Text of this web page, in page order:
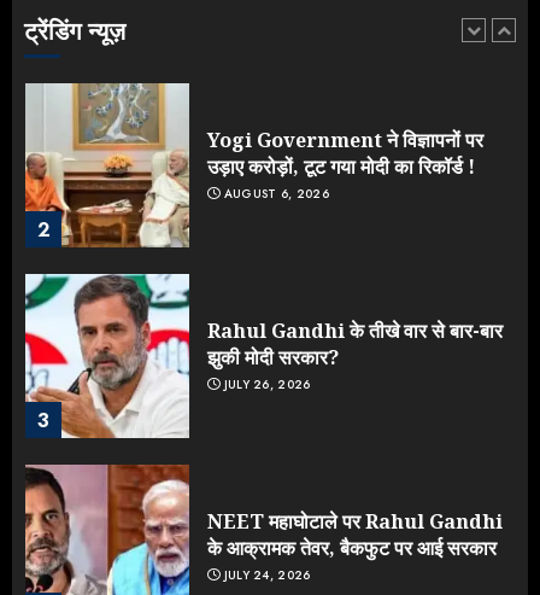
ट्रेंडिंग न्यूज़
1
2
Yogi Government ने विज्ञापनों पर
उड़ाए करोड़ों, टूट गया मोदी का रिकॉर्ड !
AUGUST 6, 2026
3
Rahul Gandhi के तीखे वार से बार-बार
झुकी मोदी सरकार?
JULY 26, 2026
NEET महाघोटाले पर Rahul Gandhi
के आक्रामक तेवर, बैकफुट पर आई सरकार
JULY 24, 2026